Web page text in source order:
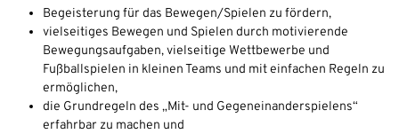
Begeisterung für das Bewegen/Spielen zu fördern,
vielseitiges Bewegen und Spielen durch motivierende
Bewegungsaufgaben, vielseitige Wettbewerbe und
Fußballspielen in kleinen Teams und mit einfachen Regeln zu
ermöglichen,
die Grundregeln des „Mit- und Gegeneinanderspielens“
erfahrbar zu machen und